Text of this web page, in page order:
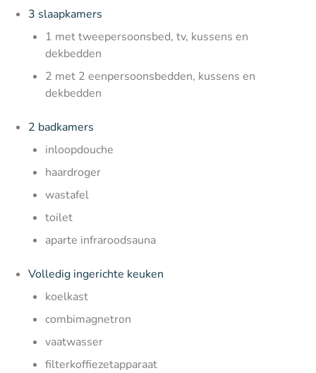
3 slaapkamers
1 met tweepersoonsbed, tv, kussens en
dekbedden
2 met 2 eenpersoonsbedden, kussens en
dekbedden
2 badkamers
inloopdouche
haardroger
wastafel
toilet
aparte infraroodsauna
Volledig ingerichte keuken
koelkast
combimagnetron
vaatwasser
filterkoffiezetapparaat